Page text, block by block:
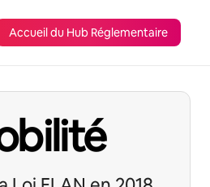
Accueil du Hub Réglementaire